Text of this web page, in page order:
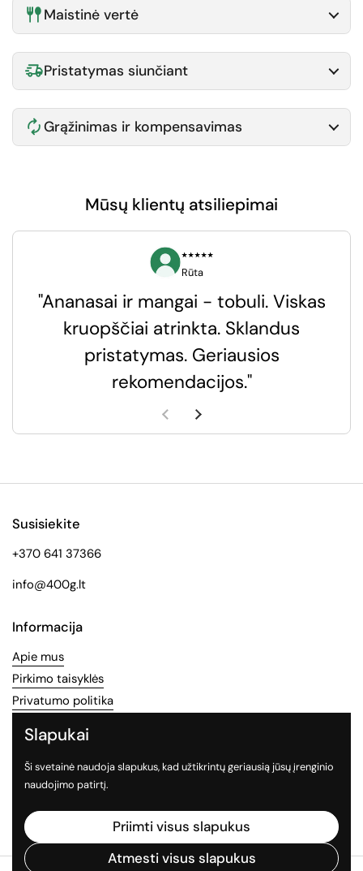
Maistinė vertė
Pristatymas siunčiant
Grąžinimas ir kompensavimas
Mūsų klientų atsiliepimai
⭑⭑⭑⭑⭑
Rūta
"Ananasai ir mangai - tobuli. Viskas
kruopščiai atrinkta. Sklandus
pristatymas. Geriausios
rekomendacijos."
Ankstesnė skaidrė
Kita skaidrė
Susisiekite
+370 641 37366
info@400g.lt
Informacija
Apie mus
Pirkimo taisyklės
Privatumo politika
Socialinės medijos
Sekite mus socialiniuose tinkluose
Facebook
Slapukai
Ši svetainė naudoja slapukus, kad užtikrintų geriausią jūsų įrenginio
naudojimo patirtį.
Priimti visus slapukus
Atmesti visus slapukus